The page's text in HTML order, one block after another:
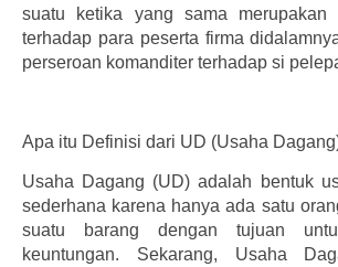
suatu ketika yang sama merupakan
terhadap para peserta firma
perseroan komanditer terhadap si
Apa itu Definisi dari UD (Usaha
Usaha Dagang (UD) adalah bentuk
sederhana karena hanya ada satu
suatu barang dengan tujuan
keuntungan. Sekarang, Usaha